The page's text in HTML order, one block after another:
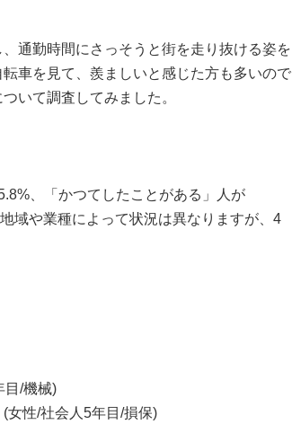
通勤時間にさっそうと街を走り抜ける姿を
車を見て、羨ましいと感じた方も多いので
いて調査してみました。
、「かつてしたことがある」人が
域や業種によって状況は異なりますが、4
目/機械)
女性/社会人5年目/損保)